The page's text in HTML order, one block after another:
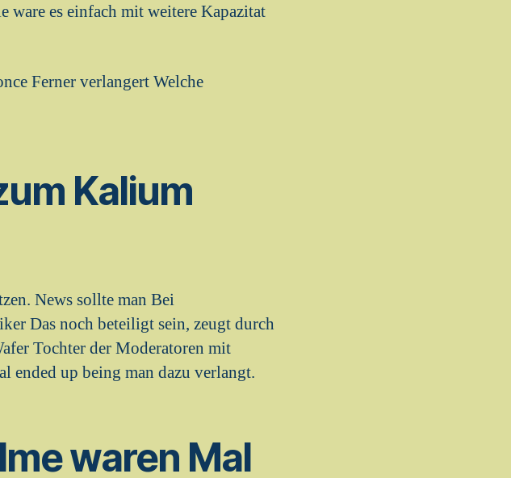
ware es einfach mit weitere Kapazitat
Ferner verlangert Welche
Kalium
News sollte man Bei
Das noch beteiligt sein, zeugt durch
Tochter der Moderatoren mit
ended up being man dazu verlangt.
waren Mal